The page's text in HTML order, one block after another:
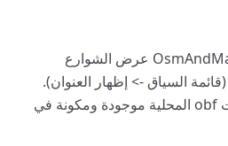
يمكن لـ OsmAndMapCreator عرض الشوارع
السياق -> إظهار العنوان).
يجب أن تكون ملفات obf المحلية موجودة ومكونة في